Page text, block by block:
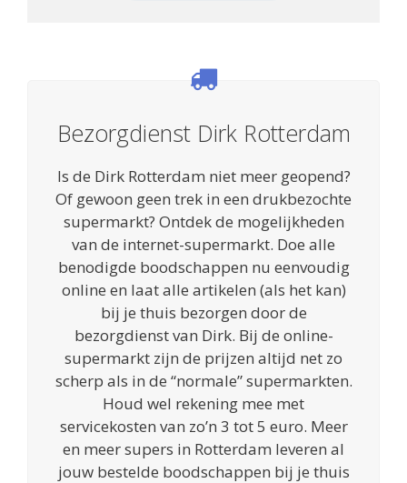
Bezorgdienst Dirk Rotterdam
Is de Dirk Rotterdam niet meer geopend?
Of gewoon geen trek in een drukbezochte
supermarkt? Ontdek de mogelijkheden
van de internet-supermarkt. Doe alle
benodigde boodschappen nu eenvoudig
online en laat alle artikelen (als het kan)
bij je thuis bezorgen door de
bezorgdienst van Dirk. Bij de online-
supermarkt zijn de prijzen altijd net zo
scherp als in de “normale” supermarkten.
Houd wel rekening mee met
servicekosten van zo’n 3 tot 5 euro. Meer
en meer supers in Rotterdam leveren al
jouw bestelde boodschappen bij je thuis